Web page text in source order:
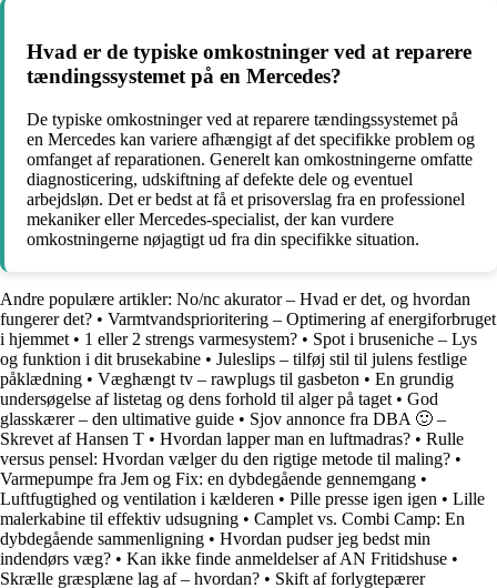
Hvad er de typiske omkostninger ved at reparere
tændingssystemet på en Mercedes?
De typiske omkostninger ved at reparere tændingssystemet på
en Mercedes kan variere afhængigt af det specifikke problem og
omfanget af reparationen. Generelt kan omkostningerne omfatte
diagnosticering, udskiftning af defekte dele og eventuel
arbejdsløn. Det er bedst at få et prisoverslag fra en professionel
mekaniker eller Mercedes-specialist, der kan vurdere
omkostningerne nøjagtigt ud fra din specifikke situation.
Andre populære artikler: No/nc akurator – Hvad er det, og hvordan
fungerer det? • Varmtvandsprioritering – Optimering af energiforbruget
i hjemmet • 1 eller 2 strengs varmesystem? • Spot i bruseniche – Lys
og funktion i dit brusekabine • Juleslips – tilføj stil til julens festlige
påklædning • Væghængt tv – rawplugs til gasbeton • En grundig
undersøgelse af listetag og dens forhold til alger på taget • God
glasskærer – den ultimative guide • Sjov annonce fra DBA 🙂 –
Skrevet af Hansen T • Hvordan lapper man en luftmadras? • Rulle
versus pensel: Hvordan vælger du den rigtige metode til maling? •
Varmepumpe fra Jem og Fix: en dybdegående gennemgang •
Luftfugtighed og ventilation i kælderen • Pille presse igen igen • Lille
malerkabine til effektiv udsugning • Camplet vs. Combi Camp: En
dybdegående sammenligning • Hvordan pudser jeg bedst min
indendørs væg? • Kan ikke finde anmeldelser af AN Fritidshuse •
Skrælle græsplæne lag af – hvordan? • Skift af forlygtepærer